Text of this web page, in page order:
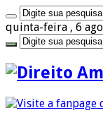
quinta-feira , 6